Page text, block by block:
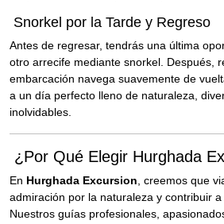
Snorkel por la Tarde y Regreso
Antes de regresar, tendrás una última
otro arrecife mediante snorkel. Después,
embarcación navega suavemente de
a un día perfecto lleno de naturaleza,
inolvidables.
¿Por Qué Elegir Hurghada
En Hurghada Excursion , creemos que
admiración por la naturaleza y contribuir a
Nuestros guías profesionales,